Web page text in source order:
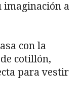
a
con la
cotillón,
para vestir